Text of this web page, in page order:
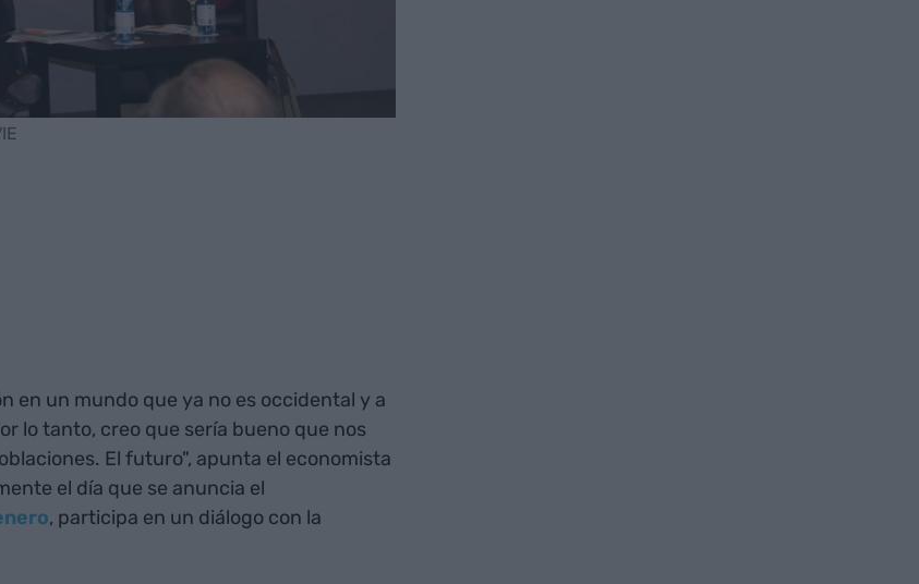
en un mundo que ya no es occidental y a
lo tanto, creo que sería bueno que nos
El futuro", apunta el economista
el día que se anuncia el
, participa en un diálogo con la